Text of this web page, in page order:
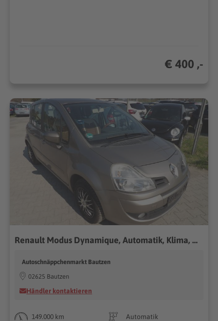
€ 400 ,-
Renault Modus Dynamique, Automatik, Klima, HU-AU NEU
Autoschnäppchenmarkt Bautzen
02625 Bautzen
Händler kontaktieren
149.000 km
Automatik